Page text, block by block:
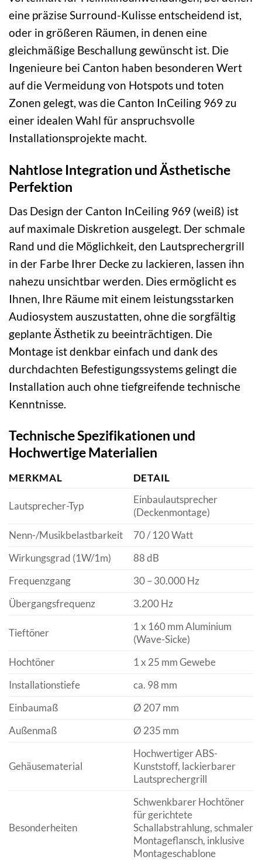
eine präzise Surround-Kulisse entscheidend ist,
oder in größeren Räumen, in denen eine
gleichmäßige Beschallung gewünscht ist. Die
Ingenieure bei Canton haben besonderen Wert
auf die Vermeidung von Hotspots und toten
Zonen gelegt, was die Canton InCeiling 969 zu
einer idealen Wahl für anspruchsvolle
Installationsprojekte macht.
Nahtlose Integration und Ästhetische
Perfektion
Das Design der Canton InCeiling 969 (weiß) ist
auf maximale Diskretion ausgelegt. Der schmale
Rand und die Möglichkeit, den Lautsprechergrill
in der Farbe Ihrer Decke zu lackieren, lassen ihn
nahezu unsichtbar werden. Dies ermöglicht es
Ihnen, Ihre Räume mit einem leistungsstarken
Audiosystem auszustatten, ohne die sorgfältig
geplante Ästhetik zu beeinträchtigen. Die
Montage ist denkbar einfach und dank des
durchdachten Befestigungssystems gelingt die
Installation auch ohne tiefgreifende technische
Kenntnisse.
Technische Spezifikationen und
Hochwertige Materialien
MERKMAL DETAIL
Lautsprecher-Typ
Einbaulautsprecher
(Deckenmontage)
Nenn-/Musikbelastbarkeit
70 / 120 Watt
Wirkungsgrad (1W/1m)
88 dB
Frequenzgang
30 – 30.000 Hz
Übergangsfrequenz
3.200 Hz
Tieftöner
1 x 160 mm Aluminium
(Wave-Sicke)
Hochtöner
1 x 25 mm Gewebe
Installationstiefe
ca. 98 mm
Einbaumaß
Ø 207 mm
Außenmaß
Ø 235 mm
Gehäusematerial
Hochwertiger ABS-
Kunststoff, lackierbarer
Lautsprechergrill
Besonderheiten
Schwenkbarer Hochtöner
für gerichtete
Schallabstrahlung, schmaler
Montageflansch, inklusive
Montageschablone